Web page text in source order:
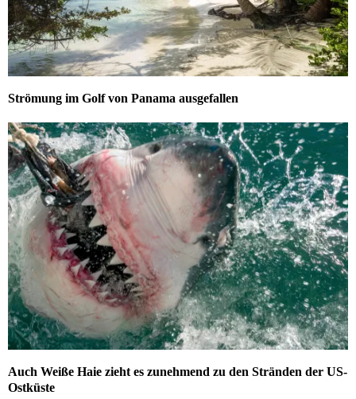
Strömung im Golf von Panama ausgefallen
Auch Weiße Haie zieht es zunehmend zu den Stränden der US-
Ostküste